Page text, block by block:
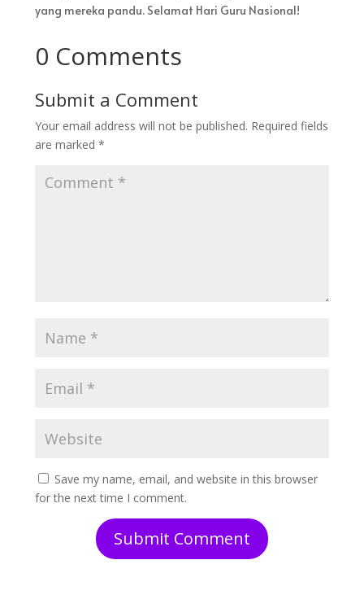
yang mereka pandu. Selamat Hari Guru Nasional!
0 Comments
Submit a Comment
Your email address will not be published. Required fields
are marked *
Save my name, email, and website in this browser
for the next time I comment.
Submit Comment